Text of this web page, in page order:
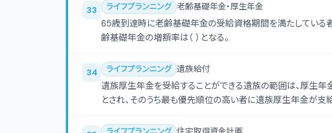
33 ライフプランニング 老齢基礎年金・厚生年金
65歳到達時に老齢基礎年金の受給資格期間を満たしている
齢基礎年金の増額率は（ ）となる。
34 ライフプランニング 遺族給付
遺族厚生年金を受給することができる遺族の範囲は、厚生年
とされ、そのうち最も優先順位の高い者に遺族厚生年金が支